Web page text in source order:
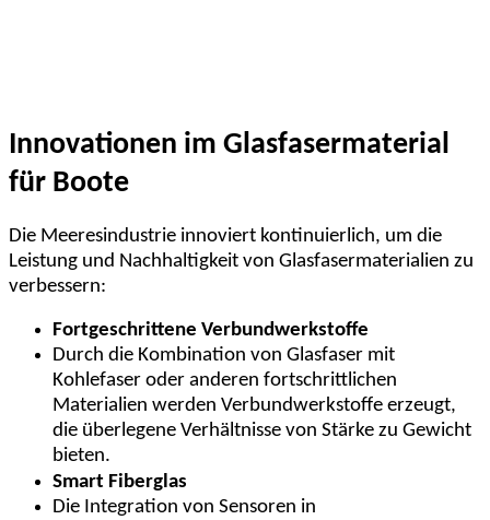
Innovationen im Glasfasermaterial
für Boote
Die Meeresindustrie innoviert kontinuierlich, um die
Leistung und Nachhaltigkeit von Glasfasermaterialien zu
verbessern:
Fortgeschrittene Verbundwerkstoffe
Durch die Kombination von Glasfaser mit
Kohlefaser oder anderen fortschrittlichen
Materialien werden Verbundwerkstoffe erzeugt,
die überlegene Verhältnisse von Stärke zu Gewicht
bieten.
Smart Fiberglas
Die Integration von Sensoren in